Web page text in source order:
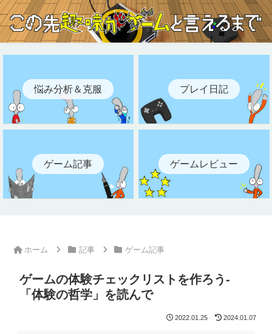
悩み分析＆克服 プレイ日記
ゲーム記事 ゲームレビュー
ホーム 記事 ゲーム記事
ゲームの体験チェックリストを作ろう-
「体験の哲学」を読んで
2022.01.25 2024.01.07